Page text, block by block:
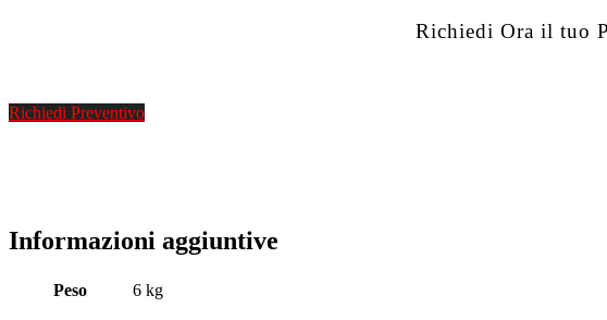
Richiedi Ora il tuo
Richiedi Preventivo
Informazioni aggiuntive
Peso 6 kg